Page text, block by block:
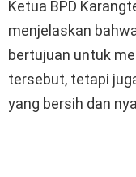
Ketua BPD
menjelaskan
bertujuan untuk
tersebut, tetapi
yang bersih dan